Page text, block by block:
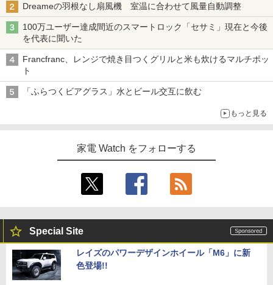
Dreameの羽根なし扇風機 室温に合わせて風量自動調整
100万ユーザー達成間近のスマートロック「セサミ」現在と今後
を代表に聞いた
Francfranc、レンジで焼き目つくグリルと米も炊けるマルチポッ
ト
「ふらつくビアグラス」水とビール交互に飲む
もっと見る
家電 Watch をフォローする
Special Site
レイズのパワーデザインホイール「M6」に新
色登場!!